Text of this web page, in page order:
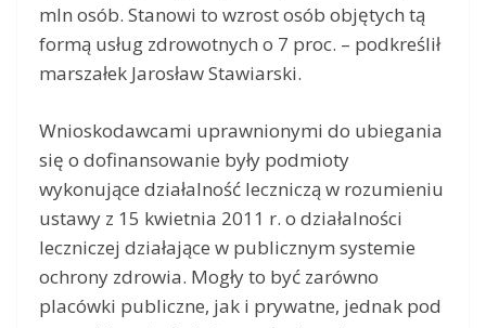
mln osób. Stanowi to wzrost osób objętych tą
formą usług zdrowotnych o 7 proc. – podkreślił
marszałek Jarosław Stawiarski.
Wnioskodawcami uprawnionymi do ubiegania
się o dofinansowanie były podmioty
wykonujące działalność leczniczą w rozumieniu
ustawy z 15 kwietnia 2011 r. o działalności
leczniczej działające w publicznym systemie
ochrony zdrowia. Mogły to być zarówno
placówki publiczne, jak i prywatne, jednak pod